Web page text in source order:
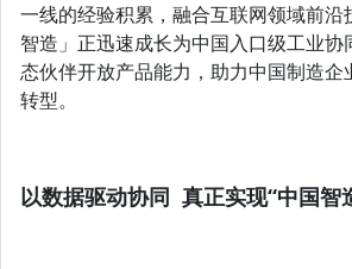
一线的经验积累，融合互联网领域前沿
智造」正迅速成长为中国入口级工业协
态伙伴开放产品能力，助力中国制造企
转型。
以数据驱动协同 真正实现“中国智